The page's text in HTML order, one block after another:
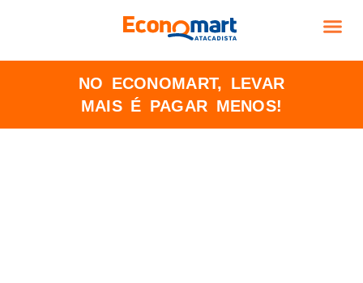
NO ECONOMART, LEVAR
MAIS É PAGAR MENOS!